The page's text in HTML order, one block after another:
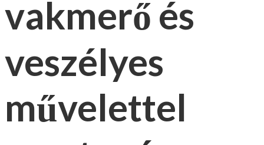
vakmerő és
veszélyes
művelettel